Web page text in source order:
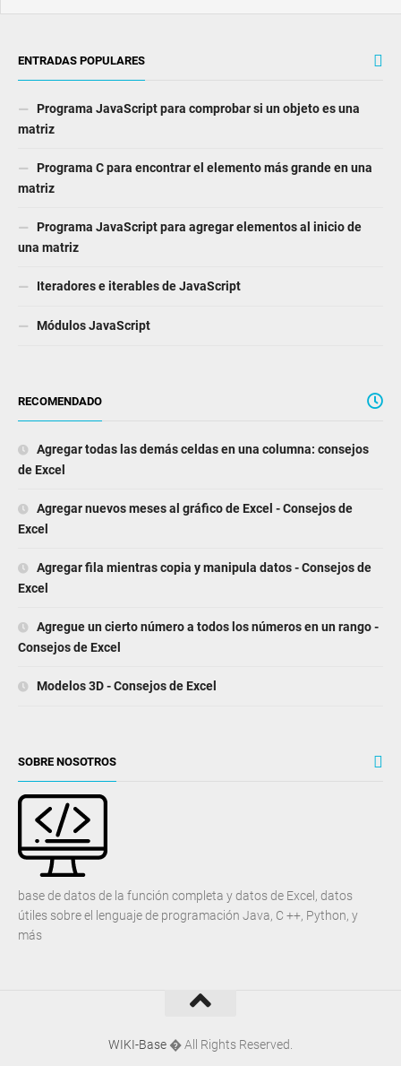
ENTRADAS POPULARES
Programa JavaScript para comprobar si un objeto es una
matriz
Programa C para encontrar el elemento más grande en una
matriz
Programa JavaScript para agregar elementos al inicio de
una matriz
Iteradores e iterables de JavaScript
Módulos JavaScript
RECOMENDADO
Agregar todas las demás celdas en una columna: consejos
de Excel
Agregar nuevos meses al gráfico de Excel - Consejos de
Excel
Agregar fila mientras copia y manipula datos - Consejos de
Excel
Agregue un cierto número a todos los números en un rango -
Consejos de Excel
Modelos 3D - Consejos de Excel
SOBRE NOSOTROS
base de datos de la función completa y datos de Excel, datos
útiles sobre el lenguaje de programación Java, C ++, Python, y
más
WIKI-Base � All Rights Reserved.